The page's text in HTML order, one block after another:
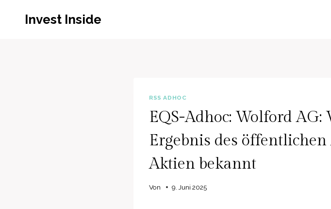
Invest Inside
RSS ADHOC
EQS-Adhoc: Wolford
Ergebnis des
Aktien bekannt
Von 9. Juni 2025